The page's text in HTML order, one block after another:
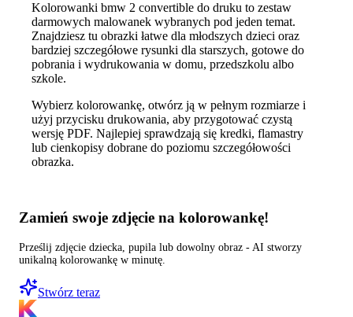
Kolorowanki bmw 2 convertible do druku to zestaw
darmowych malowanek wybranych pod jeden temat.
Znajdziesz tu obrazki łatwe dla młodszych dzieci oraz
bardziej szczegółowe rysunki dla starszych, gotowe do
pobrania i wydrukowania w domu, przedszkolu albo
szkole.
Wybierz kolorowankę, otwórz ją w pełnym rozmiarze i
użyj przycisku drukowania, aby przygotować czystą
wersję PDF. Najlepiej sprawdzają się kredki, flamastry
lub cienkopisy dobrane do poziomu szczegółowości
obrazka.
Zamień swoje zdjęcie na kolorowankę!
Prześlij zdjęcie dziecka, pupila lub dowolny obraz - AI stworzy
unikalną kolorowankę w minutę.
Stwórz teraz